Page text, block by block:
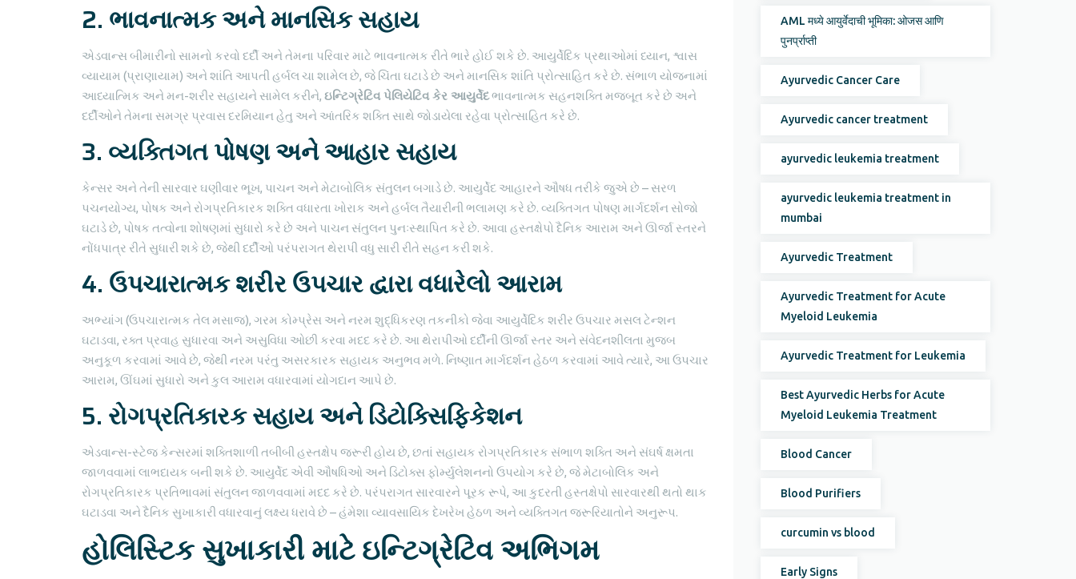
2. ભાવનાત્મક અને માનસિક સહાય
એડવાન્સ બીમારીનો સામનો કરવો દર્દી અને તેમના પરિવાર માટે ભાવનાત્મક રીતે ભારે હોઈ શકે છે. આયુર્વેદિક પ્રથાઓમાં ધ્યાન, શ્વાસ
વ્યાયામ (પ્રાણાયામ) અને શાંતિ આપતી હર્બલ ચા શામેલ છે, જે ચિંતા ઘટાડે છે અને માનસિક શાંતિ પ્રોત્સાહિત કરે છે. સંભાળ યોજનામાં
આધ્યાત્મિક અને મન-શરીર સહાયને સામેલ કરીને, ઇન્ટિગ્રેટિવ પેલિયેટિવ કેર આયુર્વેદભાવનાત્મક સહનશક્તિ મજબૂત કરે છે અને
દર્દીઓને તેમના સમગ્ર પ્રવાસ દરમિયાન હેતુ અને આંતરિક શક્તિ સાથે જોડાયેલા રહેવા પ્રોત્સાહિત કરે છે.
3. વ્યક્તિગત પોષણ અને આહાર સહાય
કેન્સર અને તેની સારવાર ઘણીવાર ભૂખ, પાચન અને મેટાબોલિક સંતુલન બગાડે છે. આયુર્વેદ આહારને ઔષધ તરીકે જુએ છે – સરળ
પચનયોગ્ય, પોષક અને રોગપ્રતિકારક શક્તિ વધારતા ખોરાક અને હર્બલ તૈયારીની ભલામણ કરે છે. વ્યક્તિગત પોષણ માર્ગદર્શન સોજો
ઘટાડે છે, પોષક તત્વોના શોષણમાં સુધારો કરે છે અને પાચન સંતુલન પુનઃસ્થાપિત કરે છે. આવા હસ્તક્ષેપો દૈનિક આરામ અને ઊર્જા સ્તરને
નોંધપાત્ર રીતે સુધારી શકે છે, જેથી દર્દીઓ પરંપરાગત થેરાપી વધુ સારી રીતે સહન કરી શકે.
4. ઉપચારાત્મક શરીર ઉપચાર દ્વારા વધારેલો આરામ
અભ્યાંગ (ઉપચારાત્મક તેલ મસાજ), ગરમ કોમ્પ્રેસ અને નરમ શુદ્ધિકરણ તકનીકો જેવા આયુર્વેદિક શરીર ઉપચાર મસલ ટેન્શન
ઘટાડવા, રક્ત પ્રવાહ સુધારવા અને અસુવિધા ઓછી કરવા મદદ કરે છે. આ થેરાપીઓ દર્દીની ઊર્જા સ્તર અને સંવેદનશીલતા મુજબ
અનુકૂળ કરવામાં આવે છે, જેથી નરમ પરંતુ અસરકારક સહાયક અનુભવ મળે. નિષ્ણાત માર્ગદર્શન હેઠળ કરવામાં આવે ત્યારે, આ ઉપચાર
આરામ, ઊંઘમાં સુધારો અને કુલ આરામ વધારવામાં યોગદાન આપે છે.
5. રોગપ્રતિકારક સહાય અને ડિટોક્સિફિકેશન
એડવાન્સ-સ્ટેજ કેન્સરમાં શક્તિશાળી તબીબી હસ્તક્ષેપ જરૂરી હોય છે, છતાં સહાયક રોગપ્રતિકારક સંભાળ શક્તિ અને સંઘર્ષ ક્ષમતા
જાળવવામાં લાભદાયક બની શકે છે. આયુર્વેદ એવી ઔષધિઓ અને ડિટોક્સ ફોર્મ્યુલેશનનો ઉપયોગ કરે છે, જે મેટાબોલિક અને
રોગપ્રતિકારક પ્રતિભાવમાં સંતુલન જાળવવામાં મદદ કરે છે. પરંપરાગત સારવારને પૂરક રૂપે, આ કુદરતી હસ્તક્ષેપો સારવારથી થતો થાક
ઘટાડવા અને દૈનિક સુખાકારી વધારવાનું લક્ષ્ય ધરાવે છે – હંમેશા વ્યાવસાયિક દેખરેખ હેઠળ અને વ્યક્તિગત જરૂરિયાતોને અનુરૂપ.
હોલિસ્ટિક સુખાકારી માટે ઇન્ટિગ્રેટિવ અભિગમ
AML मध्ये आयुर्वेदाची भूमिका: ओजस आणि
पुनर्प्राप्ती
Ayurvedic Cancer Care
Ayurvedic cancer treatment
ayurvedic leukemia treatment
ayurvedic leukemia treatment in
mumbai
Ayurvedic Treatment
Ayurvedic Treatment for Acute
Myeloid Leukemia
Ayurvedic Treatment for Leukemia
Best Ayurvedic Herbs for Acute
Myeloid Leukemia Treatment
Blood Cancer
Blood Purifiers
curcumin vs blood
Early Signs